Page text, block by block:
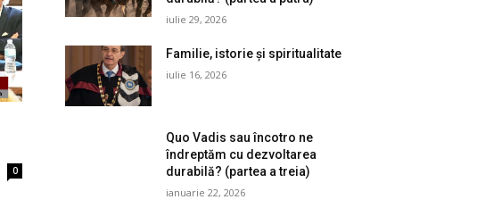
0
iulie 29, 2026
Familie, istorie și spiritualitate
iulie 16, 2026
Quo Vadis sau încotro ne
îndreptăm cu dezvoltarea
durabilă? (partea a treia)
ianuarie 22, 2026